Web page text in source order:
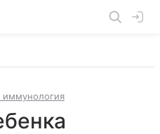
иммунология